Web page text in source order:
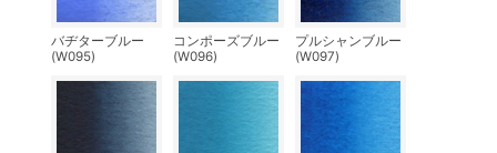
バヂターブルー
(W095)
コンポーズブルー
(W096)
プルシャンブルー
(W097)